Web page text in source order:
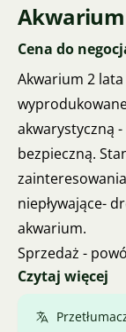
Akwarium
Cena do
Akwarium 2
akwarystyczną
bezpieczną.
niepływające-
akwarium.
Sprzedaż -
Cena do
Czytaj więcej